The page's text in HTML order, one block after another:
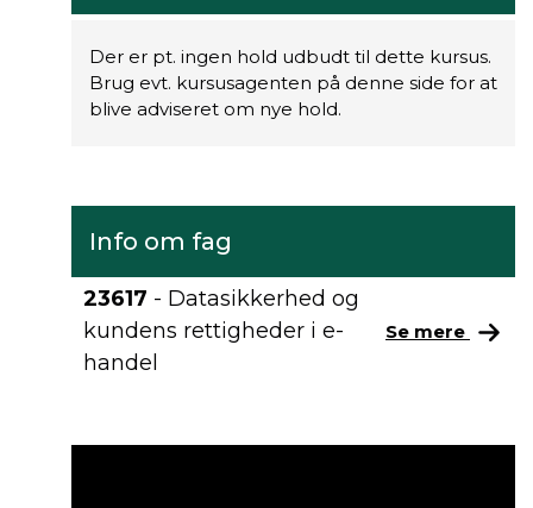
Der er pt. ingen hold udbudt til dette kursus.
Brug evt. kursusagenten på denne side for at
blive adviseret om nye hold.
Info om fag
23617 - Datasikkerhed og
kundens rettigheder i e-
handel
Se mere